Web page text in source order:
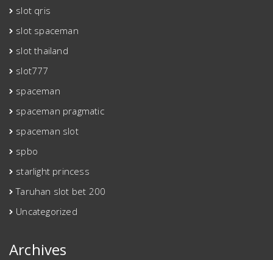
slot qris
slot spaceman
slot thailand
slot777
spaceman
spaceman pragmatic
spaceman slot
spbo
starlight princess
Taruhan slot bet 200
Uncategorized
Archives